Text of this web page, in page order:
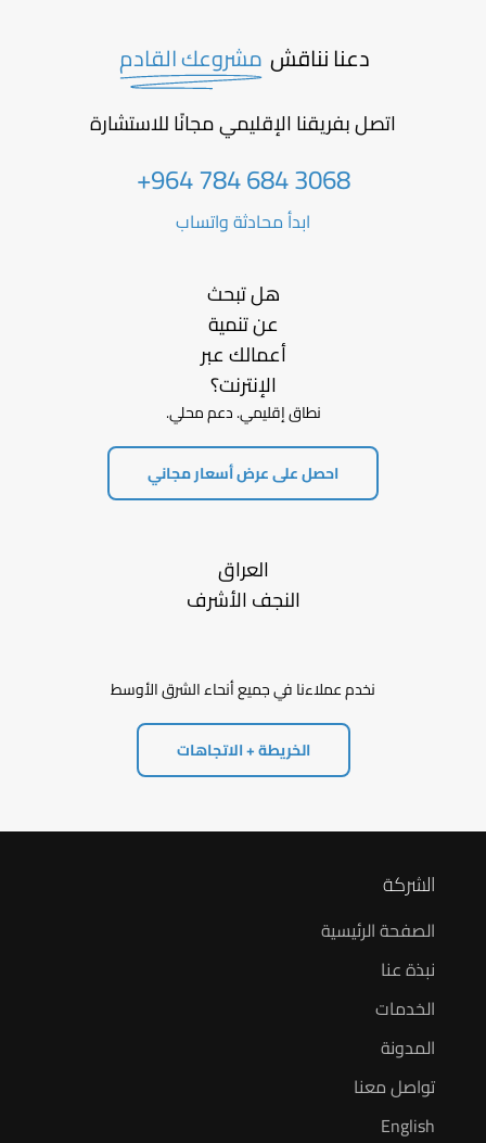
دعنا نناقش مشروعك القادم
اتصل بفريقنا الإقليمي مجانًا للاستشارة
+964 784 684 3068
ابدأ محادثة واتساب
هل تبحث
عن تنمية
أعمالك عبر
الإنترنت؟
نطاق إقليمي. دعم محلي.
احصل على عرض أسعار مجاني
العراق
النجف الأشرف
نخدم عملاءنا في جميع أنحاء الشرق الأوسط
الخريطة + الاتجاهات
الشركة
الصفحة الرئيسية
نبذة عنا
الخدمات
المدونة
تواصل معنا
English